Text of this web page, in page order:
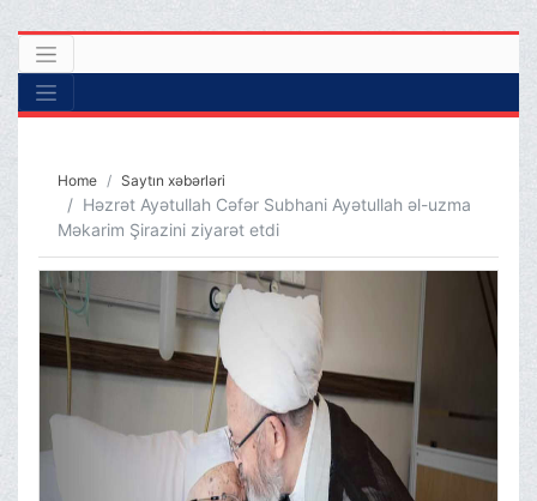
Home Saytın xəbərləri
Həzrət Ayətullah Cəfər Subhani Ayətullah əl-uzma
Məkarim Şirazini ziyarət etdi